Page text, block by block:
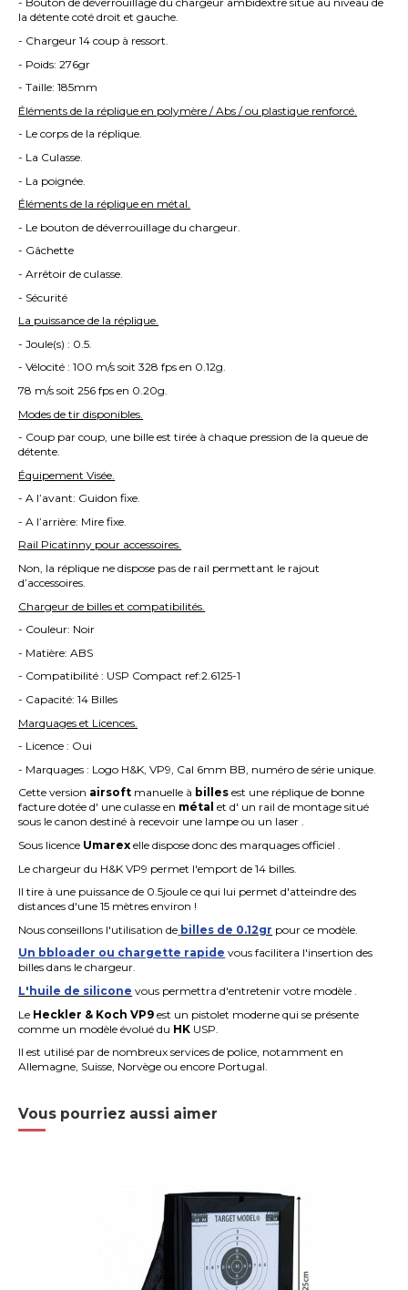
la détente coté droit et gauche.
- Chargeur 14 coup à ressort.
- Poids: 276gr
- Taille: 185mm
Éléments de la réplique en polymère / Abs / ou plastique renforcé.
- Le corps de la réplique.
- La Culasse.
- La poignée.
Éléments de la réplique en métal.
- Le bouton de déverrouillage du chargeur.
- Gâchette
- Arrêtoir de culasse.
- Sécurité
La puissance de la réplique.
- Joule(s) : 0.5.
- Vélocité : 100 m/s soit 328 fps en 0.12g.
78 m/s soit 256 fps en 0.20g.
Modes de tir disponibles.
- Coup par coup, une bille est tirée à chaque pression de la queue de
détente.
Équipement Visée.
- A l’avant: Guidon fixe.
- A l’arrière: Mire fixe.
Rail Picatinny pour accessoires.
Non, la réplique ne dispose pas de rail permettant le rajout
d’accessoires.
Chargeur de billes et compatibilités.
- Couleur: Noir
- Matière: ABS
- Compatibilité : USP Compact ref:2.6125-1
- Capacité: 14 Billes
Marquages et Licences.
- Licence : Oui
- Marquages : Logo H&K, VP9, Cal 6mm BB, numéro de série unique.
Cette version airsoft manuelle à billes est une réplique de bonne
facture dotée d' une culasse en métal et d' un rail de montage situé
sous le canon destiné à recevoir une lampe ou un laser .
Sous licence Umarexelle dispose donc des marquages officiel .
Le chargeur du H&K VP9 permet l'emport de 14 billes.
Il tire à une puissance de 0.5joule ce qui lui permet d'atteindre des
distances d'une 15 mètres environ !
Nous conseillons l'utilisation de billes de 0.12gr pour ce modèle.
Un bbloader ou chargette rapide vous facilitera l'insertion des
billes dans le chargeur.
L'huile de silicone vous permettra d'entretenir votre modèle .
Le Heckler & Koch VP9 est un pistolet moderne qui se présente
comme un modèle évolué du HK USP.
Il est utilisé par de nombreux services de police, notamment en
Allemagne, Suisse, Norvège ou encore Portugal.
Vous pourriez aussi aimer